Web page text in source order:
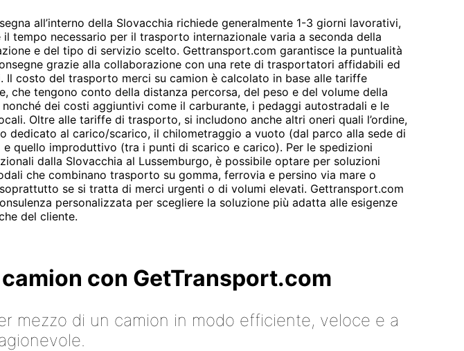
all’interno della Slovacchia richiede generalmente 1-3 giorni lavorativi,
il tempo necessario per il trasporto internazionale varia a seconda della
e del tipo di servizio scelto. Gettransport.com garantisce la puntualità
grazie alla collaborazione con una rete di trasportatori affidabili ed
Il costo del trasporto merci su camion è calcolato in base alle tariffe
che tengono conto della distanza percorsa, del peso e del volume della
nonché dei costi aggiuntivi come il carburante, i pedaggi autostradali e le
Oltre alle tariffe di trasporto, si includono anche altri oneri quali l’ordine,
dedicato al carico/scarico, il chilometraggio a vuoto (dal parco alla sede di
e quello improduttivo (tra i punti di scarico e carico). Per le spedizioni
dalla Slovacchia al Lussemburgo, è possibile optare per soluzioni
che combinano trasporto su gomma, ferrovia e persino via mare o
se si tratta di merci urgenti o di volumi elevati. Gettransport.com
personalizzata per scegliere la soluzione più adatta alle esigenze
del cliente.
con GetTransport.com
mezzo di un camion in modo efficiente, veloce e a